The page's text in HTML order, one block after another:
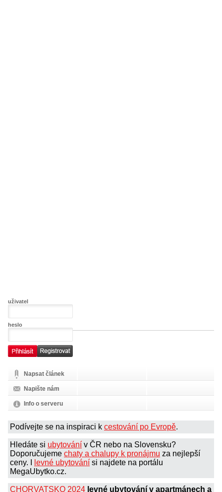
uživatel
heslo
Napsat článek
Napište nám
Info o serveru
Podívejte se na inspiraci k cestování po Evropě.
Hledáte si ubytování v ČR nebo na Slovensku?
Doporučujeme chaty a chalupy k pronájmu za nejlepší
ceny. I
levné ubytování si najdete na portálu
MegaUbytko.cz.
CHORVATSKO 2024 levné ubytování v apartmánech a